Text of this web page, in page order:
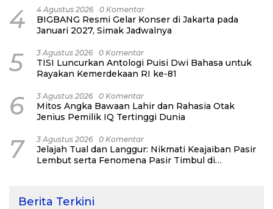
4 4 Agustus 2026 0 Komentar
BIGBANG Resmi Gelar Konser di Jakarta pada
Januari 2027, Simak Jadwalnya
5 3 Agustus 2026 0 Komentar
TISI Luncurkan Antologi Puisi Dwi Bahasa untuk
Rayakan Kemerdekaan RI ke-81
6 3 Agustus 2026 0 Komentar
Mitos Angka Bawaan Lahir dan Rahasia Otak
Jenius Pemilik IQ Tertinggi Dunia
7 3 Agustus 2026 0 Komentar
Jelajah Tual dan Langgur: Nikmati Keajaiban Pasir
Lembut serta Fenomena Pasir Timbul di
Berita Terkini